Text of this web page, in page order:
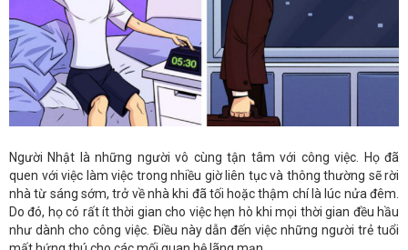
Người Nhật là những người vô cùng tận tâm với công việc. Họ đã
quen với việc làm việc trong nhiều giờ liên tục và thông thường sẽ rời
nhà từ sáng sớm, trở về nhà khi đã tối hoặc thậm chí là lúc nửa đêm.
Do đó, họ có rất ít thời gian cho việc hẹn hò khi mọi thời gian đều hầu
như dành cho công việc. Điều này dẫn đến việc những người trẻ tuổi